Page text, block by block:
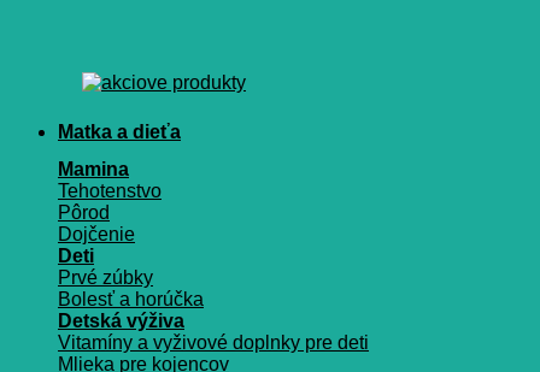
Matka a dieťa
Mamina
Tehotenstvo
Pôrod
Dojčenie
Deti
Prvé zúbky
Bolesť a horúčka
Detská výživa
Vitamíny a vyživové doplnky pre deti
Mlieka pre kojencov